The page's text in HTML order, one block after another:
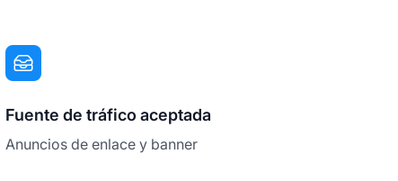
Fuente de tráfico aceptada
Anuncios de enlace y banner